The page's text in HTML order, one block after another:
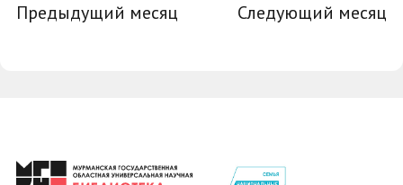
Предыдущий месяц Следующий месяц